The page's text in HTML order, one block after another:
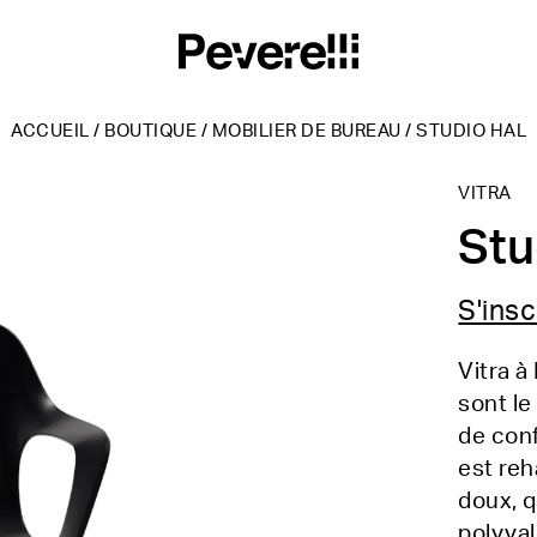
ACCUEIL / BOUTIQUE / MOBILIER DE BUREAU / STUDIO HAL
VITRA
Vitra à
sont le
de
est
doux,